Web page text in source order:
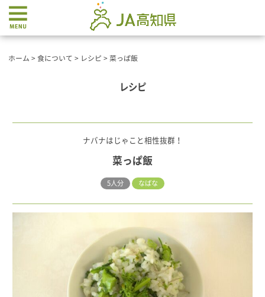
ホーム > 食について > レシピ > 菜っぱ飯
レシピ
ナバナはじゃこと相性抜群！
菜っぱ飯
5人分 なばな